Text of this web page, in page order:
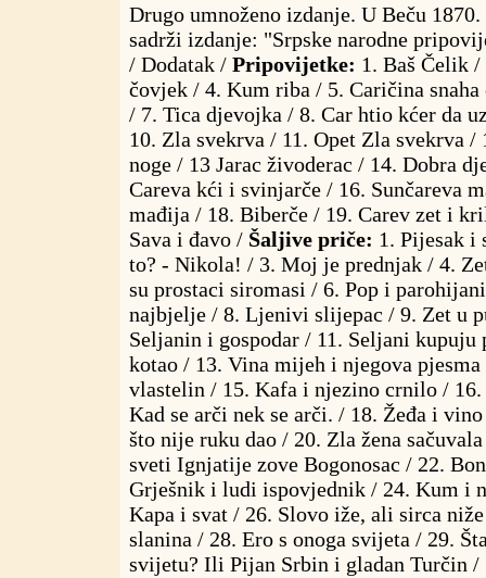
Drugo umnoženo izdanje. U Beču
sadrži izdanje: "Srpske narodne
/ Dodatak / Pripovijetke: 1. Baš Čelik /
čovjek / 4. Kum riba / 5. Caričina
/ 7. Tica djevojka / 8. Car htio kćer da
10. Zla svekrva / 11. Opet Zla svekrva /
noge / 13 Jarac živoderac / 14. Dobra
Careva kći i svinjarče / 16. Sunčareva
mađija / 18. Biberče / 19. Carev zet i
Sava i đavo / Šaljive priče: 1. Pijesak i
to? - Nikola! / 3. Moj je prednjak / 4.
su prostaci siromasi / 6. Pop i
najbjelje / 8. Ljenivi slijepac / 9. Zet u
Seljanin i gospodar / 11. Seljani kupuju
kotao / 13. Vina mijeh i njegova
vlastelin / 15. Kafa i njezino crnilo /
Kad se arči nek se arči. / 18. Žeđa i
što nije ruku dao / 20. Zla žena
sveti Ignjatije zove Bogonosac / 22.
Grješnik i ludi ispovjednik / 24. Kum i
Kapa i svat / 26. Slovo iže, ali sirca
slanina / 28. Ero s onoga svijeta / 29.
svijetu? Ili Pijan Srbin i gladan Turčin /